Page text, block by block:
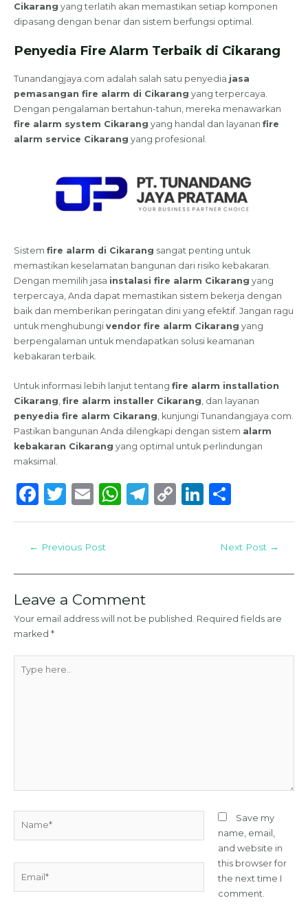
Cikarang yang terlatih akan memastikan setiap komponen
dipasang dengan benar dan sistem berfungsi optimal.
Penyedia Fire Alarm Terbaik di Cikarang
Tunandangjaya.com adalah salah satu penyedia jasa
pemasangan fire alarm di Cikarang yang terpercaya.
Dengan pengalaman bertahun-tahun, mereka menawarkan
fire alarm system Cikarang yang handal dan layanan fire
alarm service Cikarang yang profesional.
Sistem fire alarm di Cikarang sangat penting untuk
memastikan keselamatan bangunan dari risiko kebakaran.
Dengan memilih jasa instalasi fire alarm Cikarang yang
terpercaya, Anda dapat memastikan sistem bekerja dengan
baik dan memberikan peringatan dini yang efektif. Jangan ragu
untuk menghubungi vendor fire alarm Cikarang yang
berpengalaman untuk mendapatkan solusi keamanan
kebakaran terbaik.
Untuk informasi lebih lanjut tentang fire alarm installation
Cikarang fire alarm installer Cikarang , dan layanan
penyedia fire alarm Cikarang , kunjungi Tunandangjaya.com.
Pastikan bangunan Anda dilengkapi dengan sistem alarm
kebakaran Cikarang yang optimal untuk perlindungan
maksimal.
F
a
c
b
o
o
T
w
r
E
m
ai
W
h
A
p
p
T
el
ra
C
o
Li
k
Li
n
dI
h
ar
← Previous Post Next Post →
Leave a Comment
Your email address will not be published. Required fields are
marked *
here..
Save my
name, email,
and website in
this browser for
the next time I
comment.